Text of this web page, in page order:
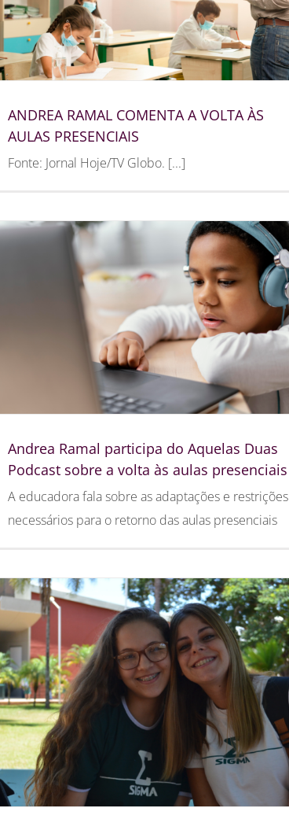
ANDREA RAMAL COMENTA A VOLTA ÀS
AULAS PRESENCIAIS
Fonte: Jornal Hoje/TV Globo. [...]
Andrea Ramal participa do Aquelas Duas
Podcast sobre a volta às aulas presenciais
A educadora fala sobre as adaptações e restrições
necessários para o retorno das aulas presenciais